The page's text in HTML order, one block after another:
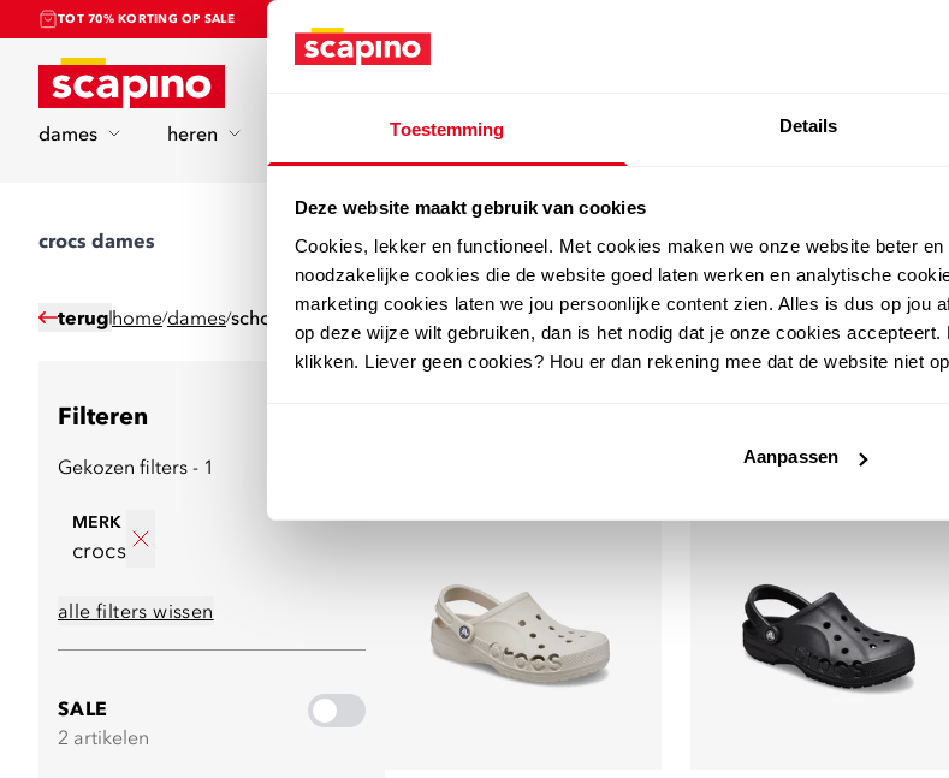
Toestemming Details
Deze website maakt gebruik van cookies
Cookies, lekker en functioneel. Met cookies maken we onze website beter
noodzakelijke cookies die de website goed laten werken en analytische
marketing cookies laten we jou persoonlijke content zien. Alles is dus op jou
op deze wijze wilt gebruiken, dan is het nodig dat je onze cookies
klikken. Liever geen cookies? Hou er dan rekening mee dat de website niet
Aanpassen
TOT 70% KORTING OP SALE
Home
dames heren sport merken
crocs dames
terug home/dames/schoenen
Filteren
Gekozen filters - 1
MERK
crocs
alle filters wissen
SALE
2 artikelen